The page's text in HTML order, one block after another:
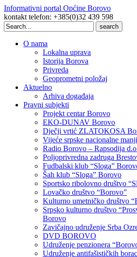
Informativni portal Općine Borovo
kontakt telefon: +385(0)32 439 598
Search
for:
O nama
Lokalna uprava
Istorija Borova
Privreda
Geoprometni položaj
Aktuelno
Arhiva događaja
Pravni subjekti
Projekt centar Borovo
EKO-DUNAV Borovo
Dječji vrtić ZLATOKOSA
Vijeće srpske nacionalne
Radio Borovo – Rapsodija
Poljoprivredna zadruga
Fudbalski klub “Sloga”
Šah klub “Sloga” Borovo
Sportsko ribolovno društvo
Lovačko društvo “Borovo”
Kulturno umetničko društvo
Srpsko kulturno društvo
Borovo
Zavičajno udruženje Srba
DVD BOROVO
Udruženje penzionera
Udruženje antifašističkih